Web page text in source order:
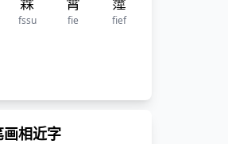
fssu fie fief
画相近字